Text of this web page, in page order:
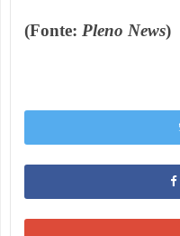
(Fonte: Pleno News)